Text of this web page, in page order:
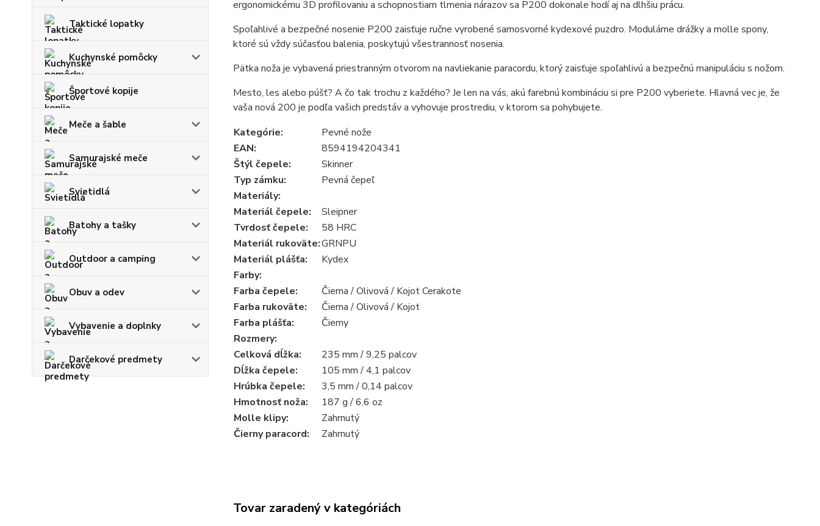
Taktické lopatky
Kuchynské pomôcky
Športové kopije
Meče a šable
Samurajské meče
Svietidlá
Batohy a tašky
Outdoor a camping
Obuv a odev
Vybavenie a doplnky
Darčekové predmety
ergonomickému 3D profilovaniu a schopnostiam tlmenia nárazov sa P200 dokonale hodí aj na dlhšiu prácu.
Spoľahlivé a bezpečné nosenie P200 zaisťuje ručne vyrobené samosvorné kydexové puzdro. Modulárne drážky a molle spony,
ktoré sú vždy súčasťou balenia, poskytujú všestrannosť nosenia.
Pätka noža je vybavená priestranným otvorom na navliekanie paracordu, ktorý zaisťuje spoľahlivú a bezpečnú manipuláciu s nožom.
Mesto, les alebo púšť? A čo tak trochu z každého? Je len na vás, akú farebnú kombináciu si pre P200 vyberiete. Hlavná vec je, že
vaša nová 200 je podľa vašich predstáv a vyhovuje prostrediu, v ktorom sa pohybujete.
Kategórie:
Pevné nože
EAN:
8594194204341
Štýl čepele:
Skinner
Typ zámku:
Pevná čepeľ
Materiály:
Materiál čepele:
Sleipner
Tvrdosť čepele:
58 HRC
Materiál rukoväte:GRNPU
Materiál plášťa:
Kydex
Farby:
Farba čepele:
Čierna / Olivová / Kojot Cerakote
Farba rukoväte:
Čierna / Olivová / Kojot
Farba plášťa:
Čierny
Rozmery:
Celková dĺžka:
235 mm / 9,25 palcov
Dĺžka čepele:
105 mm / 4,1 palcov
Hrúbka čepele:
3,5 mm / 0,14 palcov
Hmotnosť noža:
187 g / 6,6 oz
Molle klipy:
Zahrnutý
Čierny paracord: Zahrnutý
Tovar zaradený v kategóriách